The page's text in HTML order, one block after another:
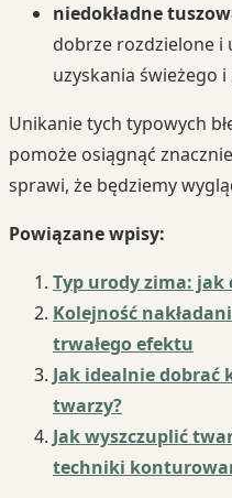
niedokładne
dobrze rozdzielone i
uzyskania świeżego
Unikanie tych typowych
pomoże osiągnąć
sprawi, że będziemy
Powiązane wpisy:
Typ urody zima: jak
Kolejność
trwałego efektu
Jak idealnie dobrać
twarzy?
Jak wyszczuplić
techniki